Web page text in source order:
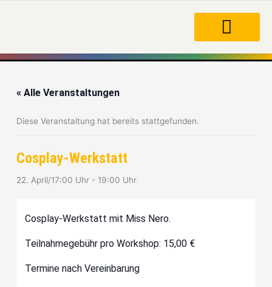
« Alle Veranstaltungen
Diese Veranstaltung hat bereits stattgefunden.
Cosplay-Werkstatt
22. April/17:00 Uhr - 19:00 Uhr
Cosplay-Werkstatt mit Miss Nero.
Teilnahmegebühr pro Workshop: 15,00 €
Termine nach Vereinbarung